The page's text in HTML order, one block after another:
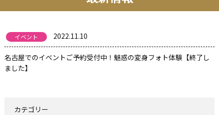
2022.11.10
イベント
名古屋でのイベントご予約受付中！魅惑の変身フォト体験【終了し
ました】
カテゴリー